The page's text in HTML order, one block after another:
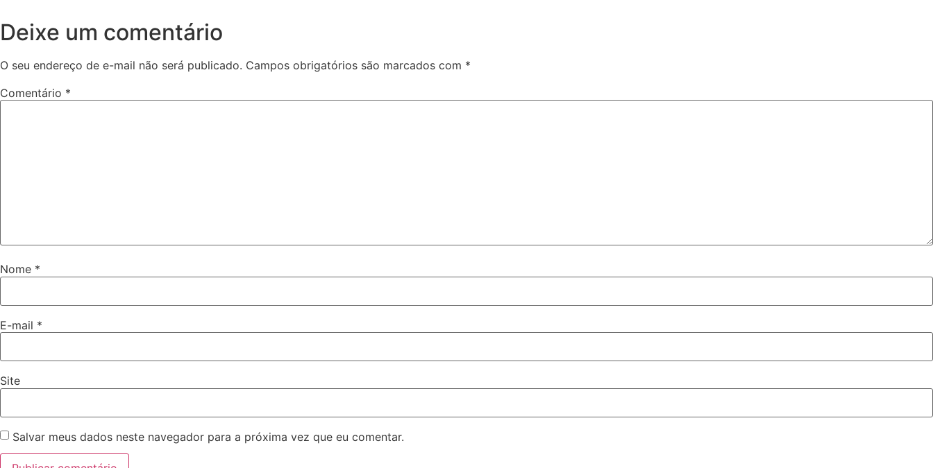
Deixe um comentário
O seu endereço de e-mail não será publicado. Campos obrigatórios são marcados com *
Comentário *
Nome *
E-mail *
Site
Salvar meus dados neste navegador para a próxima vez que eu comentar.